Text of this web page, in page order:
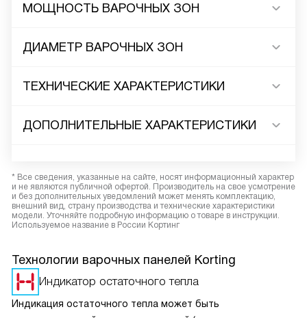
МОЩНОСТЬ ВАРОЧНЫХ ЗОН
ДИАМЕТР ВАРОЧНЫХ ЗОН
ТЕХНИЧЕСКИЕ ХАРАКТЕРИСТИКИ
ДОПОЛНИТЕЛЬНЫЕ ХАРАКТЕРИСТИКИ
* Все сведения, указанные на сайте, носят информационный характер
и не являются публичной офертой. Производитель на свое усмотрение
и без дополнительных уведомлений может менять комплектацию,
внешний вид, страну производства и технические характеристики
модели. Уточняйте подробную информацию о товаре в инструкции.
Используемое название в России Кортинг
Технологии варочных панелей Korting
Индикатор остаточного тепла
Индикация остаточного тепла может быть